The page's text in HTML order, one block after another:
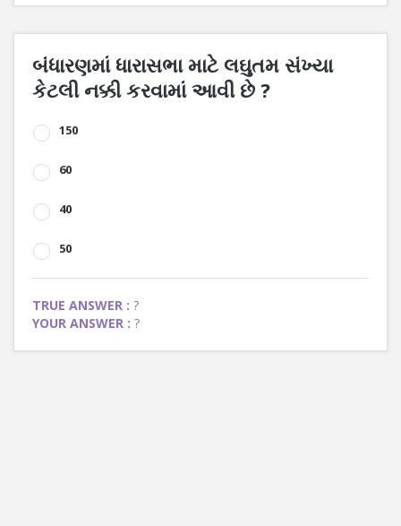
બંધારણમાં ધારાસભા માટે લઘુતમ સંખ્યા
કેટલી નક્કી કરવામાં આવી છે ?
150
60
40
50
TRUE ANSWER : ?
YOUR ANSWER : ?